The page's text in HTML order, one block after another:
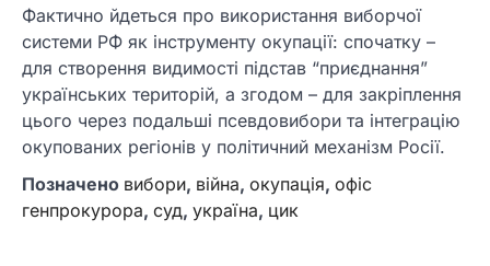
Фактично йдеться про використання виборчої
системи РФ як інструменту окупації: спочатку –
для створення видимості підстав “приєднання”
українських територій, а згодом – для закріплення
цього через подальші псевдовибори та інтеграцію
окупованих регіонів у політичний механізм Росії.
Позначено вибори, війна, окупація, офіс
генпрокурора, суд, україна, цик